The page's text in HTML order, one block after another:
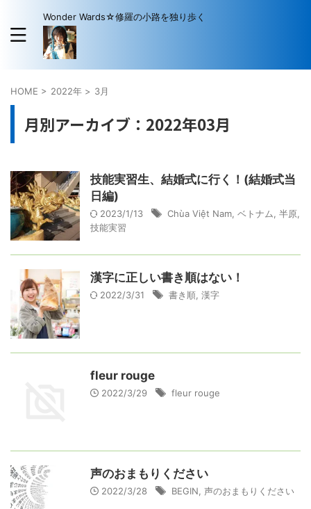
Wonder Wards☆修羅の小路を独り歩く
HOME > 2022年 > 3月
月別アーカイブ：2022年03月
技能実習生、結婚式に行く！(結婚式当
日編)
2023/1/13 Chùa Việt Nam ベトナム 半原
技能実習
漢字に正しい書き順はない！
2022/3/31 書き順 漢字
fleur rouge
2022/3/29 fleur rouge
声のおまもりください
2022/3/28 BEGIN 声のおまもりください